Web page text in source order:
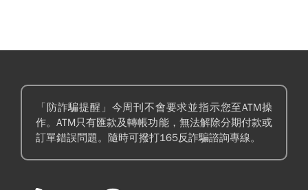
「防詐騙提醒」今周刊不會要求並指示您至ATM操
作。ATM只有匯款及轉帳功能，無法解除分期付款或
訂單錯誤問題。隨時可撥打165反詐騙諮詢專線。